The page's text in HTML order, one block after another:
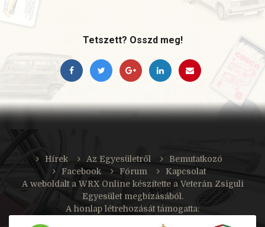
Tetszett? Osszd meg!
Hírek Az Egyesületről
Bemutatkozó
Facebook
Fórum
Kapcsolat
A weboldalt a WRX Onlinekészítette a Veterán Zsiguli
Egyesület megbízásából.
A honlap létrehozását támogatta: